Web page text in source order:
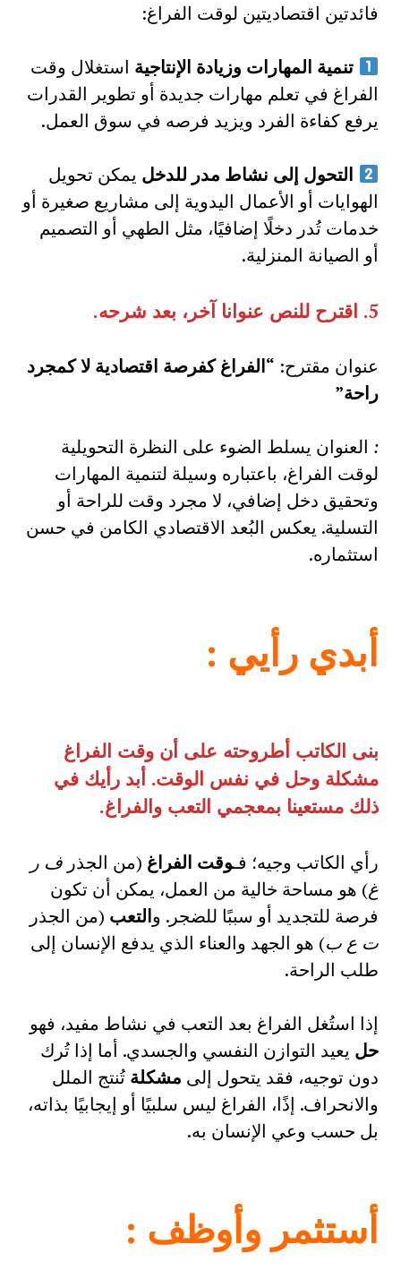
فائدتين اقتصاديتين لوقت الفراغ:
تنمية المهارات وزيادة الإنتاجية استغلال وقت
الفراغ في تعلم مهارات جديدة أو تطوير القدرات
يرفع كفاءة الفرد ويزيد فرصه في سوق العمل.
التحول إلى نشاط مدر للدخل يمكن تحويل
الهوايات أو الأعمال اليدوية إلى مشاريع صغيرة أو
خدمات تُدر دخلًا إضافيًا، مثل الطهي أو التصميم
أو الصيانة المنزلية.
5. اقترح للنص عنوانا آخر، بعد شرحه.
عنوان مقترح: “الفراغ كفرصة اقتصادية لا كمجرد
راحة”
: العنوان يسلط الضوء على النظرة التحويلية
لوقت الفراغ، باعتباره وسيلة لتنمية المهارات
وتحقيق دخل إضافي، لا مجرد وقت للراحة أو
التسلية. يعكس البُعد الاقتصادي الكامن في حسن
استثماره.
أبدي رأيي :
بنى الكاتب أطروحته على أن وقت الفراغ
مشكلة وحل في نفس الوقت. أبد رأيك في
ذلك مستعينا بمعجمي التعب والفراغ.
رأي الكاتب وجيه؛ فـوقت الفراغ (من الجذر ف ر
غ) هو مساحة خالية من العمل، يمكن أن تكون
فرصة للتجديد أو سببًا للضجر. والتعب (من الجذر
ت ع ب) هو الجهد والعناء الذي يدفع الإنسان إلى
طلب الراحة.
إذا استُغل الفراغ بعد التعب في نشاط مفيد، فهو
حل يعيد التوازن النفسي والجسدي. أما إذا تُرك
دون توجيه، فقد يتحول إلى مشكلة تُنتج الملل
والانحراف. إذًا، الفراغ ليس سلبيًا أو إيجابيًا بذاته،
بل حسب وعي الإنسان به.
أستثمر وأوظف :